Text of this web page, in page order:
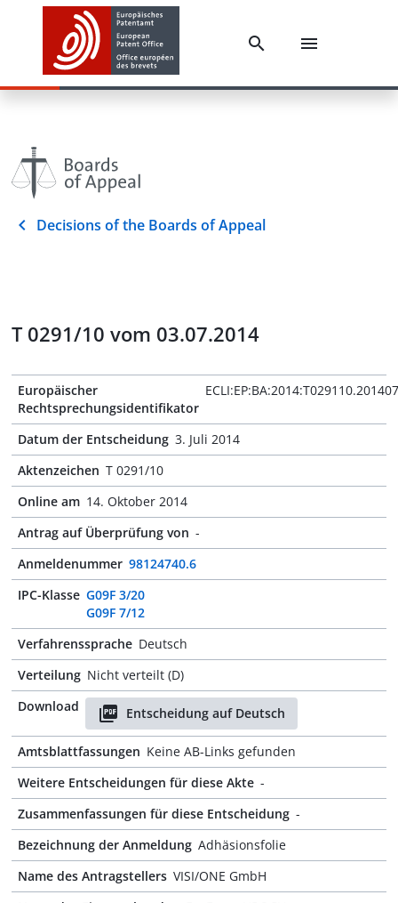
Decisions of the Boards of Appeal
T 0291/10 vom 03.07.2014
Europäischer
Rechtsprechungsidentifikator
Datum der Entscheidung 3. Juli 2014
Aktenzeichen T 0291/10
Online am 14. Oktober 2014
Antrag auf Überprüfung von -
Anmeldenummer 98124740.6
IPC-Klasse G09F 3/20
G09F 7/12
Verfahrenssprache Deutsch
Verteilung Nicht verteilt (D)
Download
Entscheidung auf Deutsch
Amtsblattfassungen Keine AB-Links gefunden
Weitere Entscheidungen für diese Akte -
Zusammenfassungen für diese Entscheidung -
Bezeichnung der Anmeldung Adhäsionsfolie
Name des Antragstellers VISI/ONE GmbH